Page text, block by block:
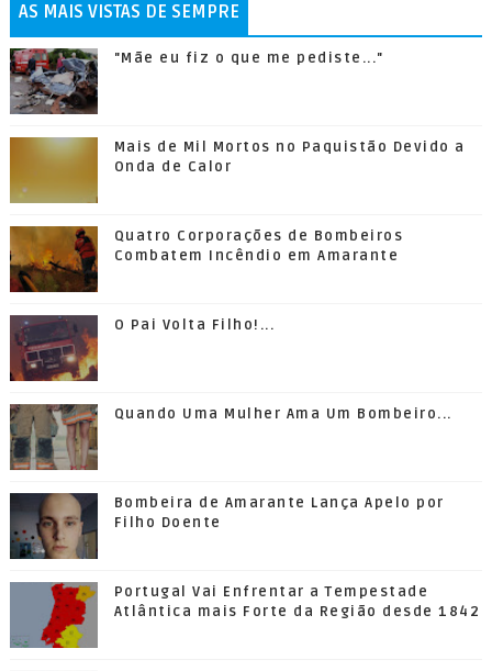
AS MAIS VISTAS DE SEMPRE
"Mãe eu fiz o que me pediste..."
Mais de Mil Mortos no Paquistão Devido a
Onda de Calor
Quatro Corporações de Bombeiros
Combatem Incêndio em Amarante
O Pai Volta Filho!...
Quando Uma Mulher Ama Um Bombeiro...
Bombeira de Amarante Lança Apelo por
Filho Doente
Portugal Vai Enfrentar a Tempestade
Atlântica mais Forte da Região desde 1842